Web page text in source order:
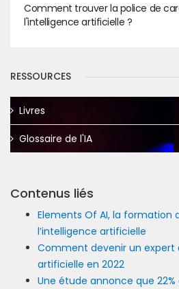
Comment trouver la police de
l'intelligence artificielle ?
RESSOURCES
Livres
Glossaire de l'IA
Contenus liés
Elements Of AI, la formation
l’intelligence artificielle
Comment devenir un expert
artificielle en 2022
Une étude annonce que